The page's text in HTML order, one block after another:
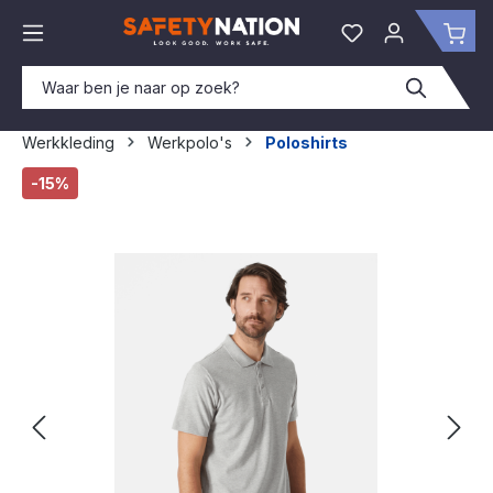
Je hebt 0 items
Werkkleding Werkpolo's
Poloshirts
Afbeeldingengalerij overslaan
-15%